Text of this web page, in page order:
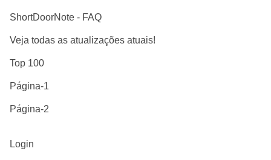
ShortDoorNote - FAQ
Veja todas as atualizações atuais!
Top 100
Página-1
Página-2
Login